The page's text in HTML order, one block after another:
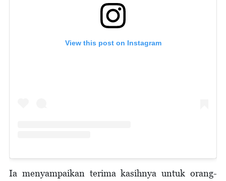
View this post on Instagram
Ia menyampaikan terima kasihnya untuk orang-